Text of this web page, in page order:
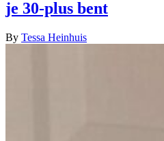
je 30-plus bent
By Tessa Heinhuis